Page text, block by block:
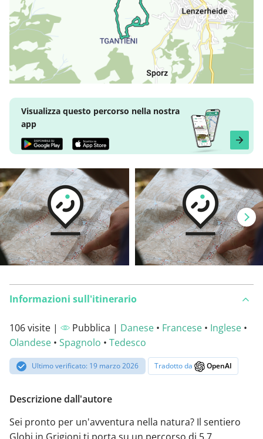
Visualizza questo percorso nella nostra
app
Informazioni sull'itinerario
106 visite | Pubblica | Danese • Francese • Inglese •
Olandese • Spagnolo • Tedesco
Ultimo verificato: 19 marzo 2026 Tradotto da OpenAI
Descrizione dall'autore
Sei pronto per un'avventura nella natura? Il sentiero
Globi in Grigioni ti porta su un percorso di 5,7